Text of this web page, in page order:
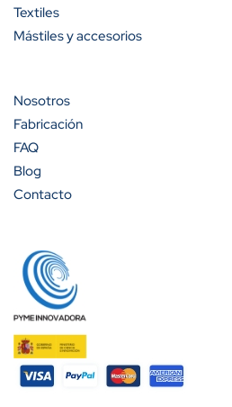
Cantidad
A partir de 200 unidades
Textiles
Mástiles y accesorios
Nosotros
Fabricación
FAQ
Blog
Contacto